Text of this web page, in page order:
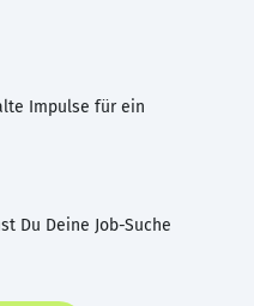
Impulse für ein
Du Deine Job-Suche